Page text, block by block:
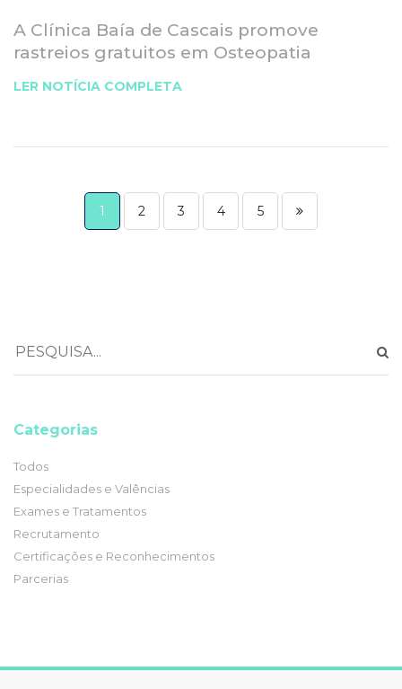
A Clínica Baía de Cascais promove
rastreios gratuitos em Osteopatia
LER NOTÍCIA COMPLETA
1 2 3 4 5
Categorias
Todos
Especialidades e Valências
Exames e Tratamentos
Recrutamento
Certificações e Reconhecimentos
Parcerias